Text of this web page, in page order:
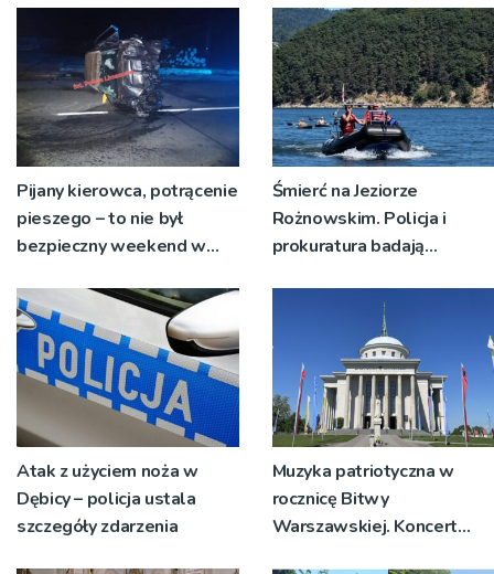
Pijany kierowca, potrącenie
pieszego – to nie był
bezpieczny weekend w
Śmierć na Jeziorze
Rożnowskim. Policja i
prokuratura badają
Atak z użyciem noża w
Dębicy – policja ustala
szczegóły zdarzenia
Muzyka patriotyczna w
rocznicę Bitwy
Warszawskiej. Koncert